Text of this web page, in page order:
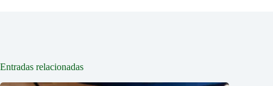
Entradas relacionadas